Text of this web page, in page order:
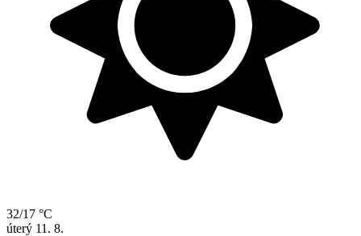
32/17 °C
úterý 11. 8.